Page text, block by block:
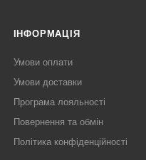
ІНФОРМАЦІЯ
Умови оплати
Умови доставки
Програма лояльності
Повернення та обмін
Політика конфіденційності